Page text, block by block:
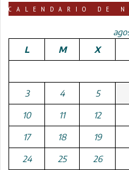
CALENDARIO DE
L
M X
3 4 5
10 11 12
17 18 19
24 25 26